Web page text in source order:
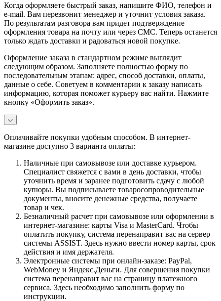
Когда оформляете быстрый заказ, напишите ФИО, телефон и
e-mail. Вам перезвонит менеджер и уточнит условия заказа.
По результатам разговора вам придет подтверждение
оформления товара на почту или через СМС. Теперь останется
только ждать доставки и радоваться новой покупке.
Оформление заказа в стандартном режиме выглядит
следующим образом. Заполняете полностью форму по
последовательным этапам: адрес, способ доставки, оплаты,
данные о себе. Советуем в комментарии к заказу написать
информацию, которая поможет курьеру вас найти. Нажмите
кнопку «Оформить заказ».
Оплачивайте покупки удобным способом. В интернет-
магазине доступно 3 варианта оплаты:
Наличные при самовывозе или доставке курьером.
Специалист свяжется с вами в день доставки, чтобы
уточнить время и заранее подготовить сдачу с любой
купюры. Вы подписываете товаросопроводительные
документы, вносите денежные средства, получаете
товар и чек.
Безналичный расчет при самовывозе или оформлении в
интернет-магазине: карты Visa и MasterCard. Чтобы
оплатить покупку, система перенаправит вас на сервер
системы ASSIST. Здесь нужно ввести номер карты, срок
действия и имя держателя.
Электронные системы при онлайн-заказе: PayPal,
WebMoney и Яндекс.Деньги. Для совершения покупки
система перенаправит вас на страницу платежного
сервиса. Здесь необходимо заполнить форму по
инструкции.